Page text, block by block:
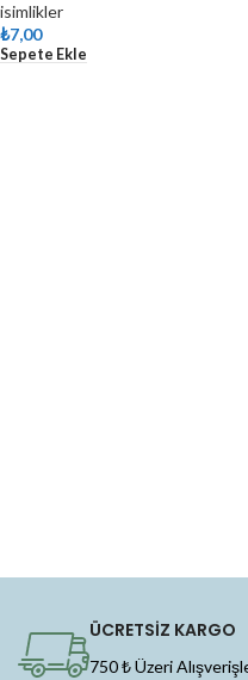
isimlikler
₺7,00
Sepete Ekle
ÜCRETSİZ KARGO
750 ₺ Üzeri